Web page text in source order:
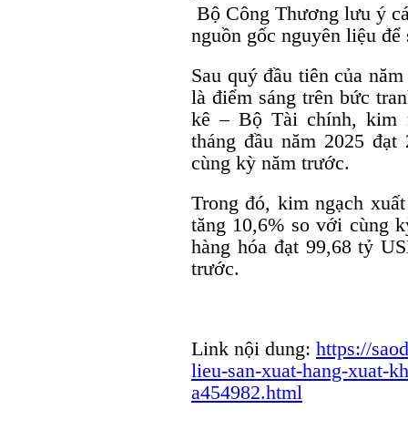
Bộ Công Thương lưu ý
nguồn gốc nguyên liệu
Sau quý đầu tiên của
là điểm sáng trên bức
kê – Bộ Tài chính, kim
tháng đầu năm 2025
cùng kỳ năm trước.
Trong đó, kim ngạch
tăng 10,6% so với cùng
hàng hóa đạt 99,68 tỷ
trước.
Link nội dung: https://
lieu-san-xuat-hang-xuat-
a454982.html